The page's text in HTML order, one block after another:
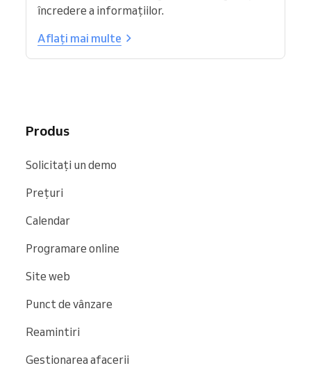
încredere a informațiilor.
Aflați mai multe
Produs
Solicitați un demo
Prețuri
Calendar
Programare online
Site web
Punct de vânzare
Reamintiri
Gestionarea afacerii